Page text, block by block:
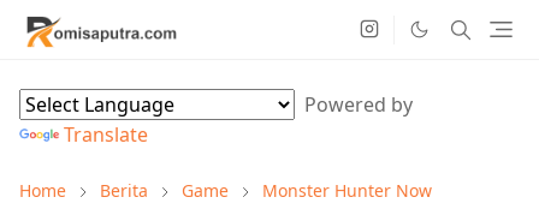
Powered by
Translate
Home Berita Game Monster Hunter Now